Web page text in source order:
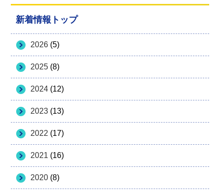
新着情報トップ
2026 (5)
2025 (8)
2024 (12)
2023 (13)
2022 (17)
2021 (16)
2020 (8)